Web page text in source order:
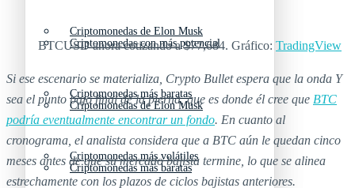
Criptomonedas de Elon Musk
Criptomonedas más baratas
Criptomonedas más volátiles
Criptomonedas con más potencial
Criptomonedas de Elon Musk
Criptomonedas más baratas
BTCUSD ahora cotizando a $77,684. Gráfico: TradingView
Si ese escenario se materializa, Crypto Bullet espera que la onda Y
sea el punto bajo final de la pierna, que es donde él cree que BTC
podría eventualmente encontrar un fondo. En cuanto al
cronograma, el analista considera que a BTC aún le quedan cinco
meses antes de que su mercado bajista termine, lo que se alinea
estrechamente con los plazos de ciclos bajistas anteriores.